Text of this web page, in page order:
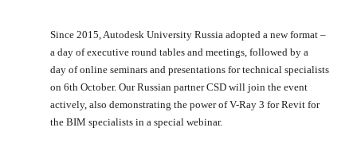
Since 2015, Autodesk University Russia adopted a new format –
a day of executive round tables and meetings, followed by a
day of online seminars and presentations for technical specialists
on 6th October. Our Russian partner CSD will join the event
actively, also demonstrating the power of V-Ray 3 for Revit for
the BIM specialists in a special webinar.